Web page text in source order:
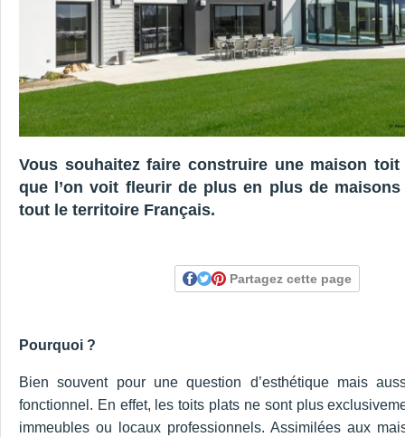
Vous souhaitez faire construire une maison toit
que l’on voit fleurir de plus en plus de
tout le territoire Français.
Partagez cette page
Pourquoi ?
Bien souvent pour une question d’esthétique mais
fonctionnel. En effet, les toits plats ne sont plus
immeubles ou locaux professionnels. Assimilées aux